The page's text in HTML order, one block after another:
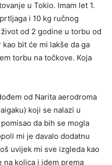
u Tokio. Imam let 1.
i 10 kg ručnog
od 2 godine u torbu od
bit će mi lakše da ga
torbu na točkove. Koja
od Narita aerodroma
koji se nalazi u
da bih se mogla
mi je davalo dodatnu
uvijek mi sve izgleda kao
na kolica i idem prema